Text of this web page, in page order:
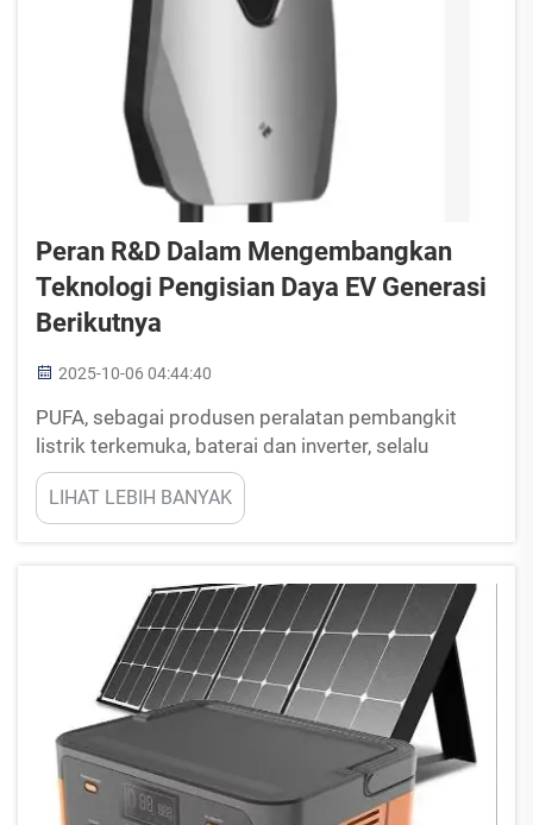
Peran R&D Dalam Mengembangkan
Teknologi Pengisian Daya EV Generasi
Berikutnya
2025-10-06 04:44:40
PUFA, sebagai produsen peralatan pembangkit
listrik terkemuka, baterai dan inverter, selalu
menjadi pemimpin dalam inovasi teknologi di era
energi baru. Konsentrasi pengetahuan dalam R&D
memungkinkan PUFA untuk terus meningkatkan
LIHAT LEBIH BANYAK